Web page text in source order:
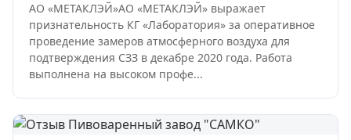
АО «МЕТАКЛЭЙ»АО «МЕТАКЛЭЙ» выражает
признательность КГ «Лаборатория» за оперативное
проведение замеров атмосферного воздуха для
подтверждения СЗЗ в декабре 2020 года. Работа
выполнена на высоком профе...